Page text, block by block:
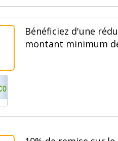
Bénéficiez d'une
montant minimum